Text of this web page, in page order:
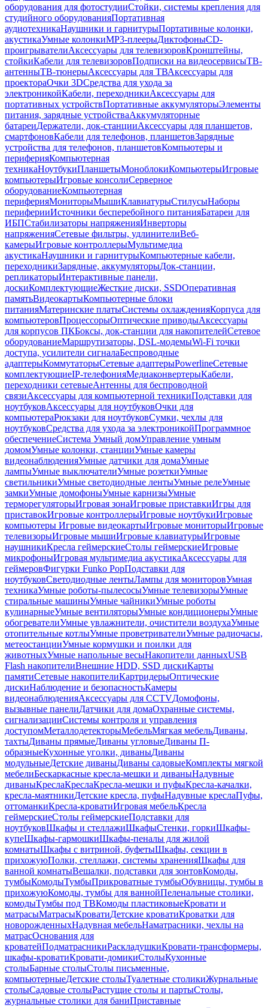
оборудования для фотостудииСтойки, системы крепления для
студийного оборудованияПортативная
аудиотехникаНаушники и гарнитурыПортативные колонки,
акустикаУмные колонкиMP3-плеерыДиктофоныCD-
проигрывателиАксессуары для телевизоровКронштейны,
стойкиКабели для телевизоровПодписки на видеосервисыТВ-
антенныТВ-тюнерыАксессуары для ТВАксессуары для
проектораОчки 3DСредства для ухода за
электроникойКабели, переходникиАксессуары для
портативных устройствПортативные аккумуляторыЭлементы
питания, зарядные устройстваАккумуляторные
батареиДержатели, док-станцииАксессуары для планшетов,
смартфоновКабели для телефонов, планшетовЗарядные
устройства для телефонов, планшетовКомпьютеры и
периферияКомпьютерная
техникаНоутбукиПланшетыМоноблокиКомпьютерыИгровые
компьютерыИгровые консолиСерверное
оборудованиеКомпьютерная
периферияМониторыМышиКлавиатурыСтилусыНаборы
периферииИсточники бесперебойного питанияБатареи для
ИБПСтабилизаторы напряженияИнверторы
напряженияСетевые фильтры, удлинителиВеб-
камерыИгровые контроллерыМультимедиа
акустикаНаушники и гарнитурыКомпьютерные кабели,
переходникиЗарядные, аккумуляторыДок-станции,
репликаторыИнтерактивные панели,
доскиКомплектующиеЖесткие диски, SSDОперативная
памятьВидеокартыКомпьютерные блоки
питанияМатеринские платыСистемы охлажденияКорпуса для
компьютеровПроцессорыОптические приводыАксессуары
для корпусов ПКБоксы, док-станции для накопителейСетевое
оборудованиеМаршрутизаторы, DSL-модемыWi-Fi точки
доступа, усилители сигналаБеспроводные
адаптерыКоммутаторыСетевые адаптерыPowerlineСетевые
комплектующиеIP-телефонияМедиаконвертерыКабели,
переходники сетевыеАнтенны для беспроводной
связиАксессуары для компьютерной техникиПодставки для
ноутбуковАксессуары для ноутбуковОчки для
компьютераРюкзаки для ноутбуковСумки, чехлы для
ноутбуковСредства для ухода за электроникойПрограммное
обеспечениеСистема Умный домУправление умным
домомУмные колонки, станцииУмные камеры
видеонаблюденияУмные датчики для домаУмные
лампыУмные выключателиУмные розеткиУмные
светильникиУмные светодиодные лентыУмные релеУмные
замкиУмные домофоныУмные карнизыУмные
терморегуляторыИгровая зонаИгровые приставкиИгры для
приставокИгровые контроллерыИгровые ноутбукиИгровые
компьютеры Игровые видеокартыИгровые мониторыИгровые
телевизорыИгровые мышиИгровые клавиатурыИгровые
наушникиКресла геймерскиеСтолы геймерскиеИгровые
микрофоныИгровая мультимедиа акустикаАксессуары для
геймеровФигурки Funko PopПодставки для
ноутбуковСветодиодные лентыЛампы для мониторовУмная
техникаУмные роботы-пылесосыУмные телевизорыУмные
стиральные машиныУмные чайникиУмные роботы
кулинарныеУмные вентиляторыУмные кондиционерыУмные
обогревателиУмные увлажнители, очистители воздухаУмные
отопительные котлыУмные проветривателиУмные радиочасы,
метеостанцииУмные кормушки и поилки для
животныхУмные напольные весыНакопители данныхUSB
Flash накопителиВнешние HDD, SSD дискиКарты
памятиСетевые накопителиКартридерыОптические
дискиНаблюдение и безопасностьКамеры
видеонаблюденияАксессуары для CCTVДомофоны,
вызывные панелиДатчики для домаОхранные системы,
сигнализацииСистемы контроля и управления
доступомМеталлодетекторыМебельМягкая мебельДиваны,
тахтыДиваны прямыеДиваны угловыеДиваны П-
образныеКухонные уголки, диваныДиваны
модульныеДетские диваныДиваны садовыеКомплекты мягкой
мебелиБескаркасные кресла-мешки и диваныНадувные
диваныКреслаКреслаКресла-мешки и пуфыКресла-качалки,
кресла-маятникиДетские кресла, пуфыНадувные креслаПуфы,
оттоманкиКресла-кроватиИгровая мебельКресла
геймерскиеСтолы геймерскиеПодставки для
ноутбуковШкафы и стеллажиШкафыСтенки, горкиШкафы-
купеШкафы-гармошкиШкафы-пеналы для жилой
комнатыШкафы с витриной, буфетыШкафы, секции в
прихожуюПолки, стеллажи, системы храненияШкафы для
ванной комнатыВешалки, подставки для зонтовКомоды,
тумбыКомодыТумбыПрикроватные тумбыОбувницы, тумбы в
прихожуюКомоды, тумбы для ваннойПеленальные столики,
комодыТумбы под ТВКомоды пластиковыеКровати и
матрасыМатрасыКроватиДетские кроватиКроватки для
новорожденныхНадувная мебельНаматрасники, чехлы на
матрасОснования для
кроватейПодматрасникиРаскладушкиКровати-трансформеры,
шкафы-кроватиКровати-домикиСтолыКухонные
столыБарные столыСтолы письменные,
компьютерныеДетские столыТуалетные столикиЖурнальные
столыСадовые столыРастущие столы и партыСтолы,
журнальные столики для баниПриставные